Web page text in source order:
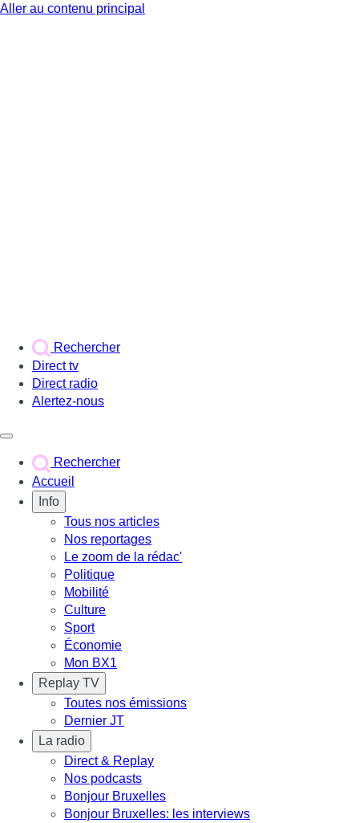
Aller au contenu principal
Rechercher
Direct tv
Direct radio
Alertez-nous
Rechercher
Accueil
Info
Tous nos articles
Nos reportages
Le zoom de la rédac'
Politique
Mobilité
Culture
Sport
Économie
Mon BX1
Replay TV
Toutes nos émissions
Dernier JT
La radio
Direct & Replay
Nos podcasts
Bonjour Bruxelles
Bonjour Bruxelles: les interviews